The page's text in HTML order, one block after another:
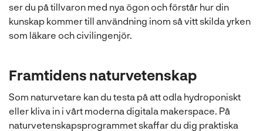
ser du på tillvaron med nya ögon och förstår hur din
kunskap kommer till användning inom så vitt skilda yrken
som läkare och civilingenjör.
Framtidens naturvetenskap
Som naturvetare kan du testa på att odla hydroponiskt
eller kliva in i vårt moderna digitala makerspace. På
naturvetenskapsprogrammet skaffar du dig praktiska